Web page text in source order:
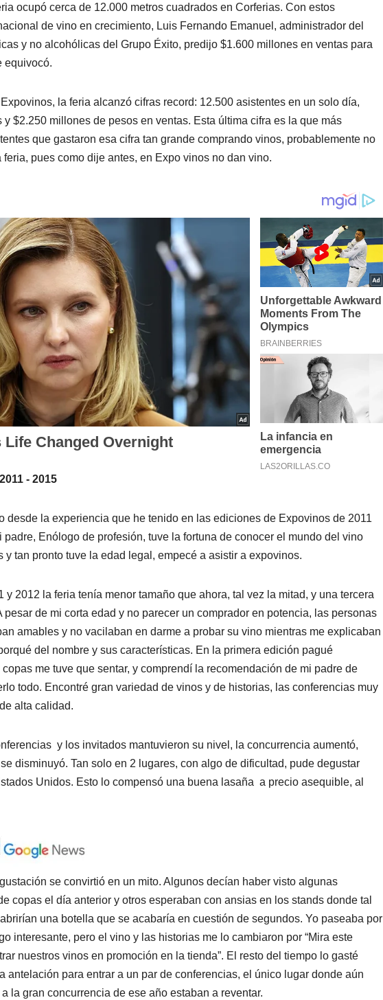
ocupó cerca de 12.000 metros cuadrados en Corferias. Con estos
de vino en crecimiento, Luis Fernando Emanuel, administrador del
y no alcohólicas del Grupo Éxito, predijo $1.600 millones en ventas para
equivocó.
la feria alcanzó cifras record: 12.500 asistentes en un solo día,
y $2.250 millones de pesos en ventas. Esta última cifra es la que más
que gastaron esa cifra tan grande comprando vinos, probablemente no
pues como dije antes, en Expo vinos no dan vino.
- 2015
desde la experiencia que he tenido en las ediciones de Expovinos de 2011
padre, Enólogo de profesión, tuve la fortuna de conocer el mundo del vino
y tan pronto tuve la edad legal, empecé a asistir a expovinos.
y 2012 la feria tenía menor tamaño que ahora, tal vez la mitad, y una tercera
pesar de mi corta edad y no parecer un comprador en potencia, las personas
amables y no vacilaban en darme a probar su vino mientras me explicaban
del nombre y sus características. En la primera edición pagué
me tuve que sentar, y comprendí la recomendación de mi padre de
todo. Encontré gran variedad de vinos y de historias, las conferencias muy
alta calidad.
y los invitados mantuvieron su nivel, la concurrencia aumentó,
disminuyó. Tan solo en 2 lugares, con algo de dificultad, pude degustar
Unidos. Esto lo compensó una buena lasaña a precio asequible, al
se convirtió en un mito. Algunos decían haber visto algunas
copas el día anterior y otros esperaban con ansias en los stands donde tal
una botella que se acabaría en cuestión de segundos. Yo paseaba por
interesante, pero el vino y las historias me lo cambiaron por “Mira este
nuestros vinos en promoción en la tienda”. El resto del tiempo lo gasté
antelación para entrar a un par de conferencias, el único lugar donde aún
la gran concurrencia de ese año estaban a reventar.